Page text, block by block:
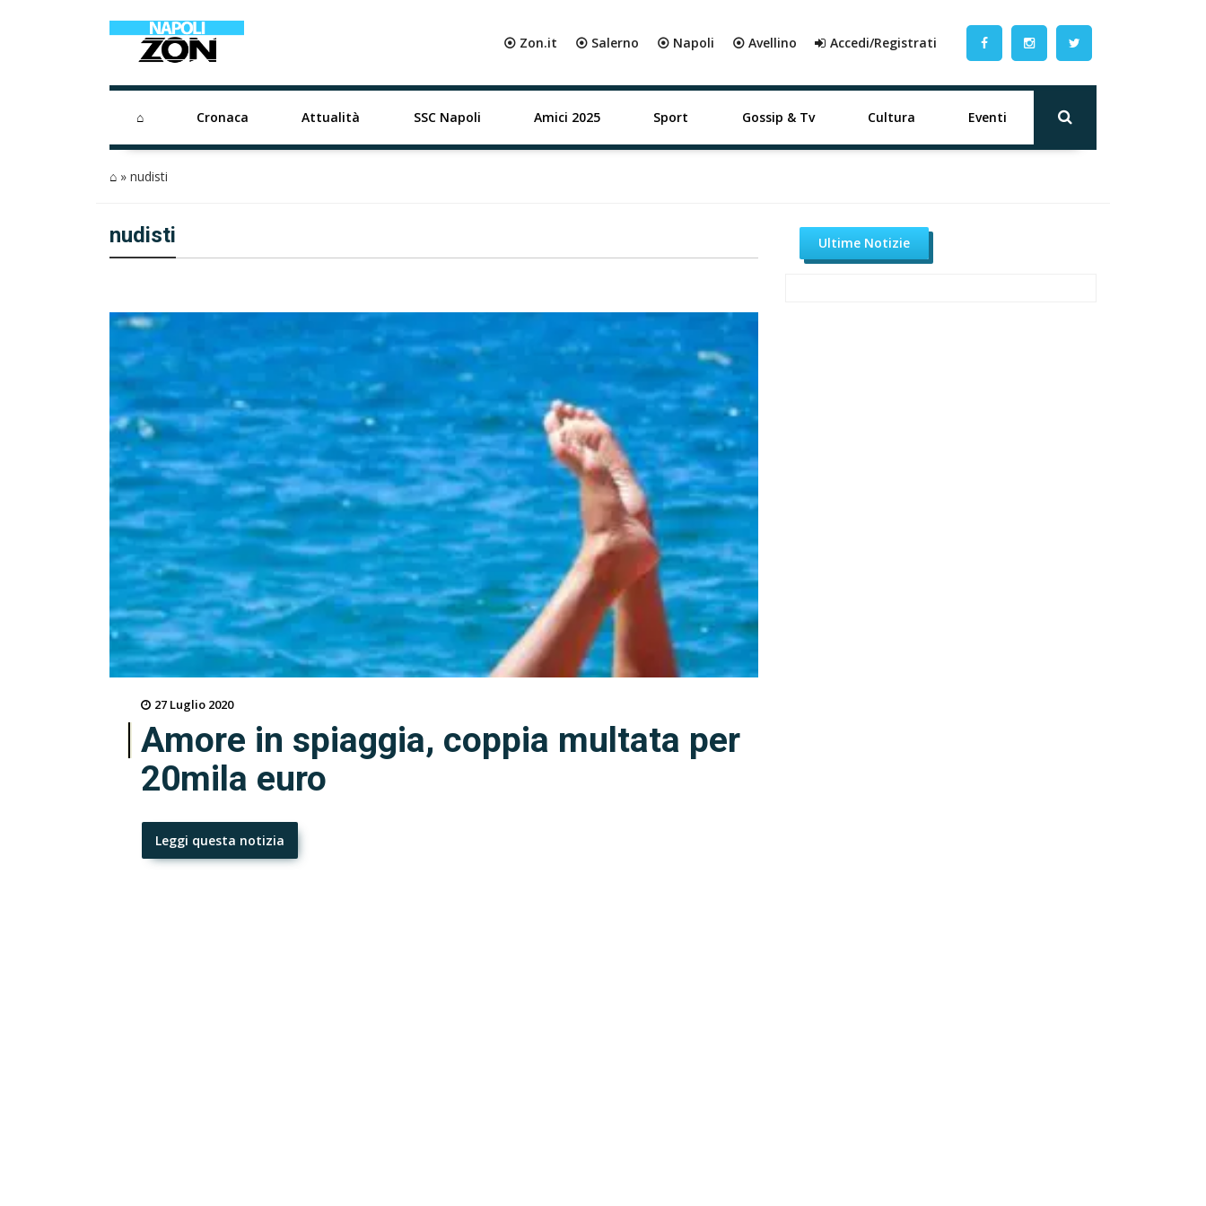
⦿ Zon.it ⦿ Salerno ⦿ Napoli ⦿ Avellino Accedi/Registrati
⌂ Cronaca Attualità SSC Napoli Amici 2025 Sport Gossip & Tv Cultura Eventi
⌂ » nudisti
nudisti
27 Luglio 2020
Amore in spiaggia, coppia multata per
20mila euro
Leggi questa notizia
Ultime Notizie